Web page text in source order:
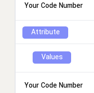
Your Code Number
Attribute
Values
Your Code Number